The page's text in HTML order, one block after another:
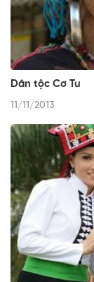
Dân tộc Cơ Tu
11/11/2013